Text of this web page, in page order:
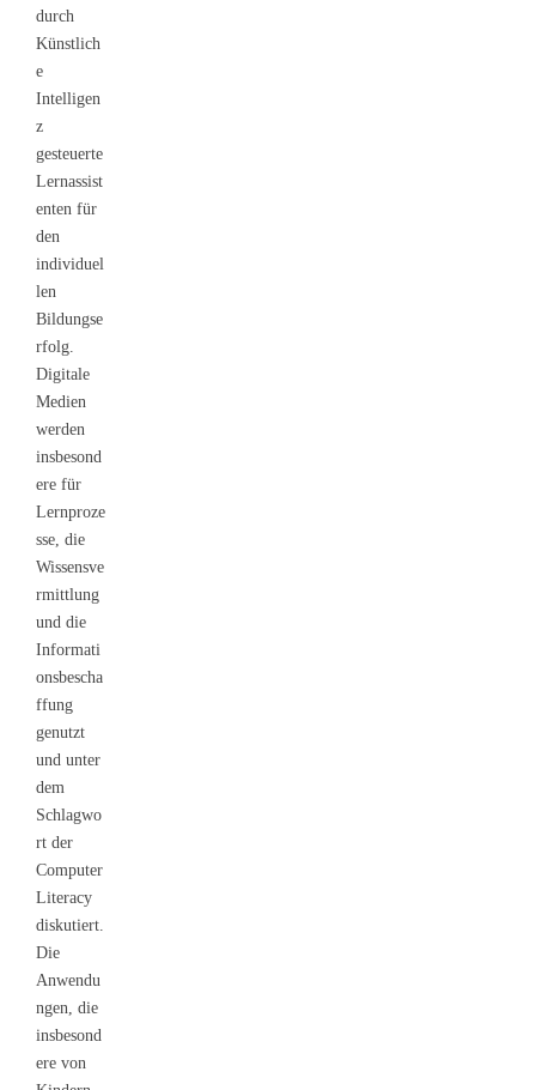
durch
Künstlich
e
Intelligen
z
gesteuerte
Lernassist
enten für
den
individuel
len
Bildungse
rfolg.
Digitale
Medien
werden
insbesond
ere für
Lernproze
sse, die
Wissensve
rmittlung
und die
Informati
onsbescha
ffung
genutzt
und unter
dem
Schlagwo
rt der
Computer
Literacy
diskutiert.
Die
Anwendu
ngen, die
insbesond
ere von